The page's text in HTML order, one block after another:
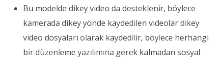
Bu modelde dikey video da desteklenir, böylece
kamerada dikey yönde kaydedilen videolar dikey
video dosyaları olarak kaydedilir, böylece herhangi
bir düzenleme yazılımına gerek kalmadan sosyal